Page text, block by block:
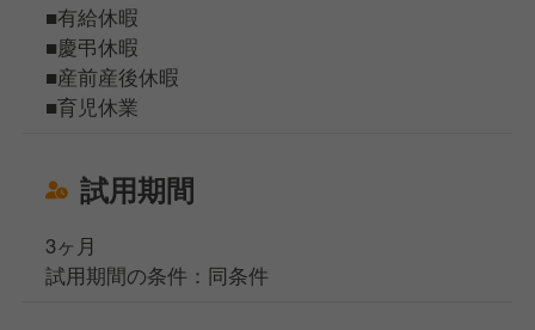
■有給休暇
■慶弔休暇
■産前産後休暇
■育児休業
試用期間
3ヶ月
試用期間の条件：同条件